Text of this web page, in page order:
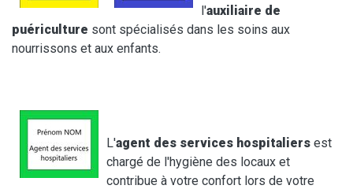
l'auxiliaire de
puériculture sont spécialisés dans les soins aux
nourrissons et aux enfants.
L'agent des services hospitaliers est
chargé de l'hygiène des locaux et
contribue à votre confort lors de votre